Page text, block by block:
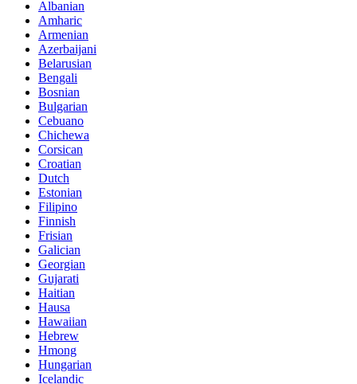
Albanian
Amharic
Armenian
Azerbaijani
Belarusian
Bengali
Bosnian
Bulgarian
Cebuano
Chichewa
Corsican
Croatian
Dutch
Estonian
Filipino
Finnish
Frisian
Galician
Georgian
Gujarati
Haitian
Hausa
Hawaiian
Hebrew
Hmong
Hungarian
Icelandic